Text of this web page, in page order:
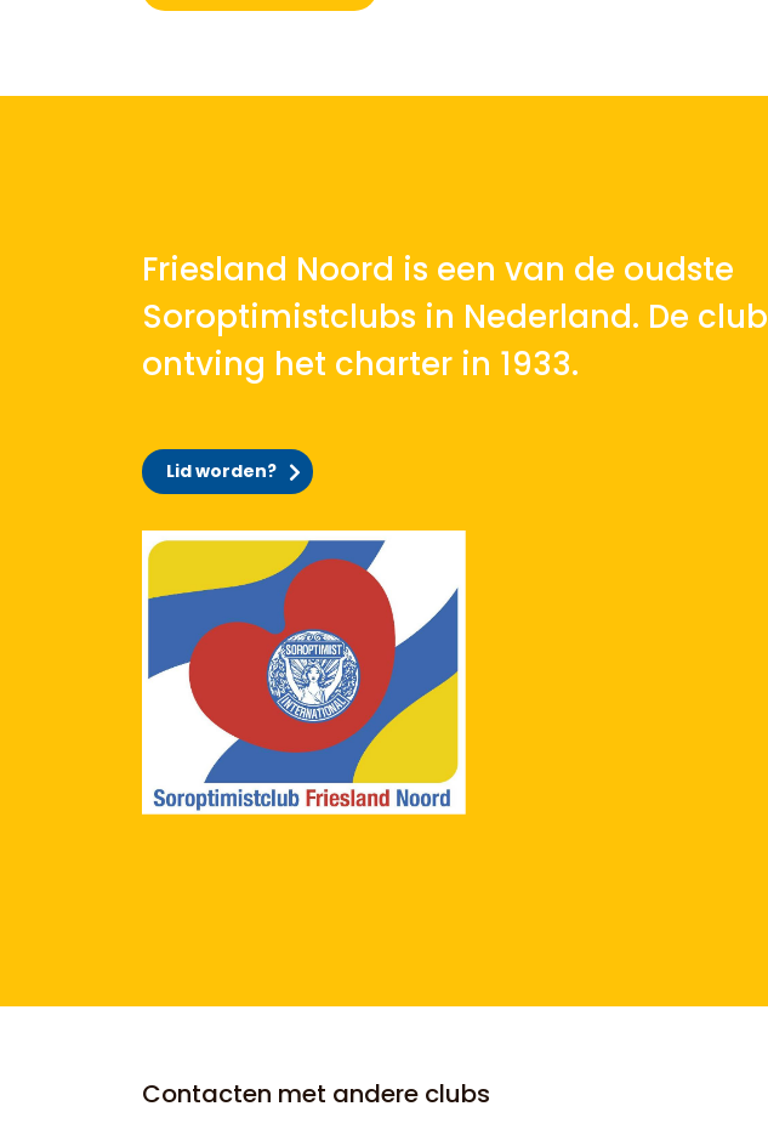
Friesland Noord is een van de oudste
Soroptimistclubs in Nederland. De club
ontving het charter in 1933.
Lid worden?
Contacten met andere clubs